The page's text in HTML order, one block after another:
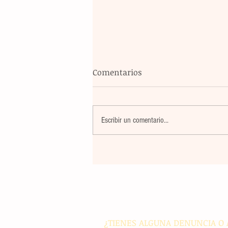
Comentarios
Escribir un comentario...
¿TIENES ALGUNA DENUNCIA O